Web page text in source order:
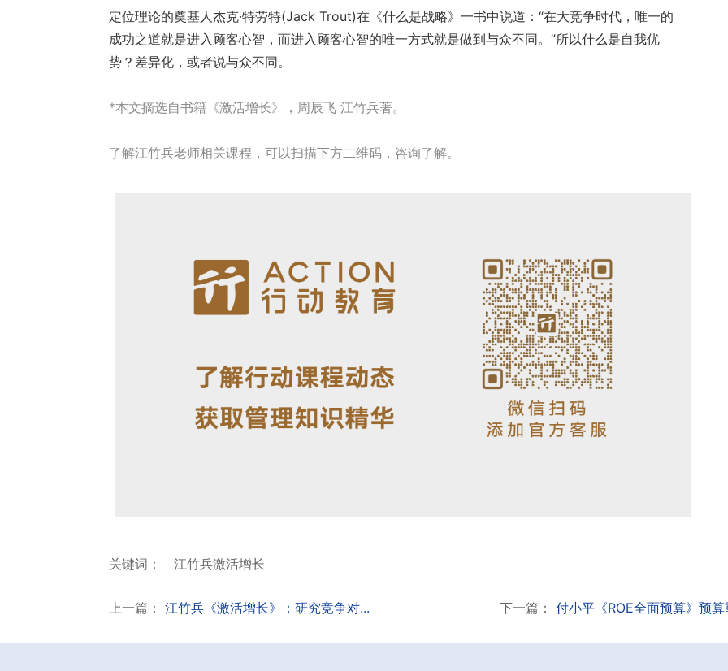
定位理论的奠基人杰克·特劳特(Jack Trout)在《什么是战略》一书中说道：​“在大竞争时代，唯一的
成功之道就是进入顾客心智，而进入顾客心智的唯一方式就是做到与众不同。​”所以什么是自我优
势？差异化，或者说与众不同。
*本文摘选自书籍《激活增长》，周辰飞 江竹兵著。
了解江竹兵老师相关课程，可以扫描下方二维码，咨询了解。
关键词： 江竹兵激活增长
上一篇：江竹兵《激活增长》：研究竞争对... 下一篇：付小平《ROE全面预算》预算